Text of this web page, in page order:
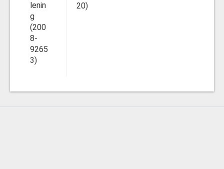
lenin
g
(200
8-
9265
3)
20)